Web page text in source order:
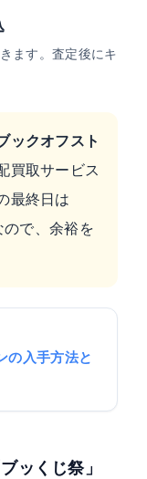
ます。査定後にキ
ックオフスト
買取サービス
最終日は
で、余裕を
の入手方法と
ッくじ祭」